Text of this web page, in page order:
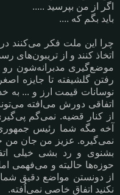
اگر از من بپرسید .....
باید بگم که ....
چرا این ملت فکر می‌کنند
اتخاذ کنند و از تریبون‌های
موضع‌گیری مدبرانه‌شون رو
رفتن گلشیفته تا جایزه
نوسانات قیمت ارز و ... به
اتفاقی دورش می‌افته
از کنار قضیه. نمی‌گم
آخه مگه شما رئیس
نمی‌گیره. عزیز من جان من
بشنوی و رد بشی خیلی
حوزه‌ها حالیته و می‌فهمی
از دونستن مواضع دقیق
نکنید اتفاق خاصی نمی‌اُفته.